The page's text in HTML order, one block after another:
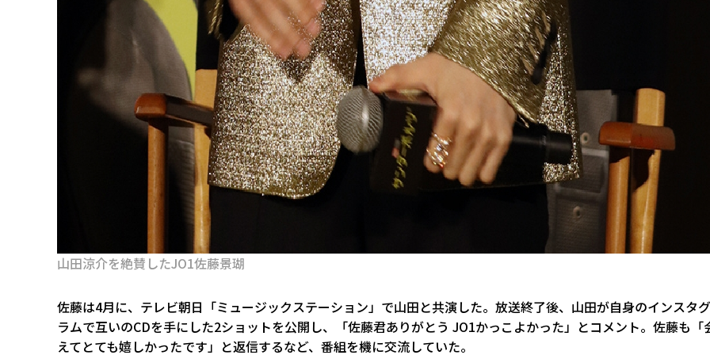
山田涼介を絶賛したJO1佐藤景瑚
佐藤は4月に、テレビ朝日「ミュージックステーション」で山田と共演した。放送終了後、山田が自身のインスタグ
ラムで互いのCDを手にした2ショットを公開し、「佐藤君ありがとう JO1かっこよかった」とコメント。佐藤も「
えてとても嬉しかったです」と返信するなど、番組を機に交流していた。